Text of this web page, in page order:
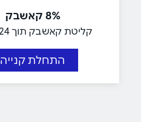
8% קאשבק
קליטת קאשבק תוך 24 שעות
התחלת קנייה